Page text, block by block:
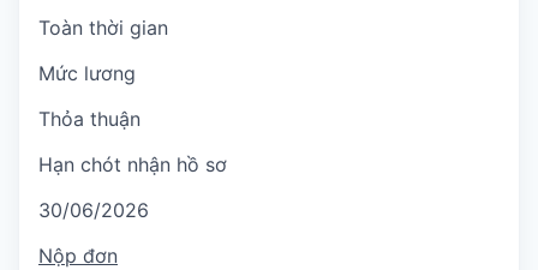
Toàn thời gian
Mức lương
Thỏa thuận
Hạn chót nhận hồ sơ
30/06/2026
Nộp đơn